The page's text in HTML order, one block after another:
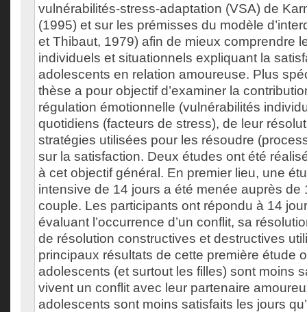
vulnérabilités-stress-adaptation (VSA) de
(1995) et sur les prémisses du modèle
et Thibaut, 1979) afin de mieux comprendre
individuels et situationnels expliquant la
adolescents en relation amoureuse. Plus
thèse a pour objectif d’examiner la
régulation émotionnelle (vulnérabilités
quotidiens (facteurs de stress), de leur
stratégies utilisées pour les résoudre
sur la satisfaction. Deux études ont été
à cet objectif général. En premier lieu, une
intensive de 14 jours a été menée auprès de
couple. Les participants ont répondu à 14
évaluant l’occurrence d’un conflit, sa
de résolution constructives et destructives
principaux résultats de cette première étude
adolescents (et surtout les filles) sont moins
vivent un conflit avec leur partenaire
adolescents sont moins satisfaits les jours